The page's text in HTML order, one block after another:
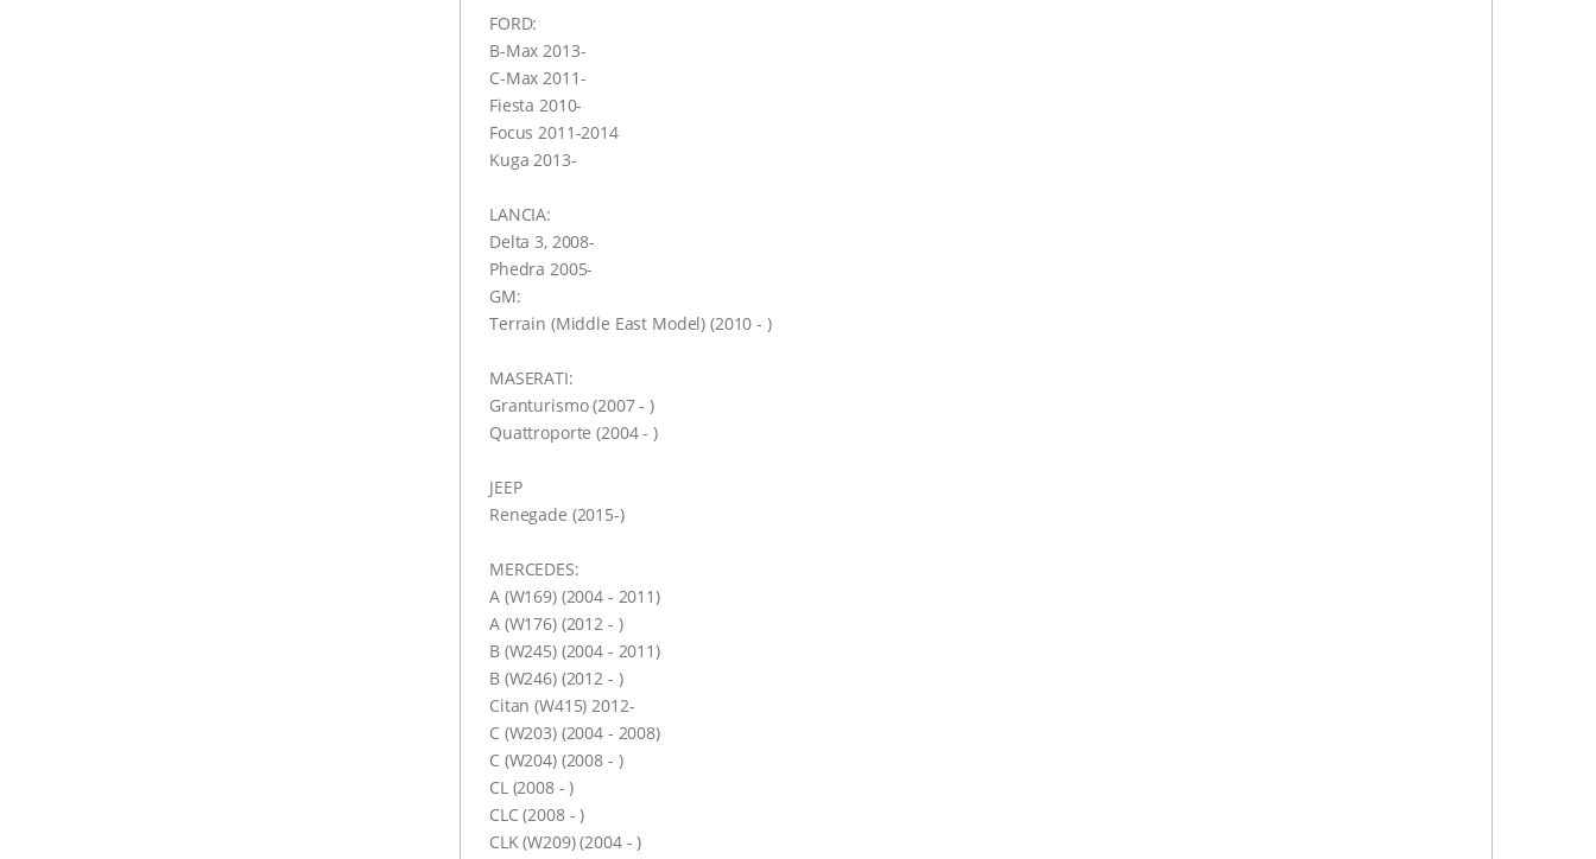
FORD:
B-Max 2013-
C-Max 2011-
Fiesta 2010-
Focus 2011-2014
Kuga 2013-
LANCIA:
Delta 3, 2008-
Phedra 2005-
GM:
Terrain (Middle East Model) (2010 - )
MASERATI:
Granturismo (2007 - )
Quattroporte (2004 - )
JEEP
Renegade (2015-)
MERCEDES:
A (W169) (2004 - 2011)
A (W176) (2012 - )
B (W245) (2004 - 2011)
B (W246) (2012 - )
Citan (W415) 2012-
C (W203) (2004 - 2008)
C (W204) (2008 - )
CL (2008 - )
CLC (2008 - )
CLK (W209) (2004 - )